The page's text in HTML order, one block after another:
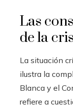
Las
de la
La situación
ilustra la
Blanca y el
refiere a